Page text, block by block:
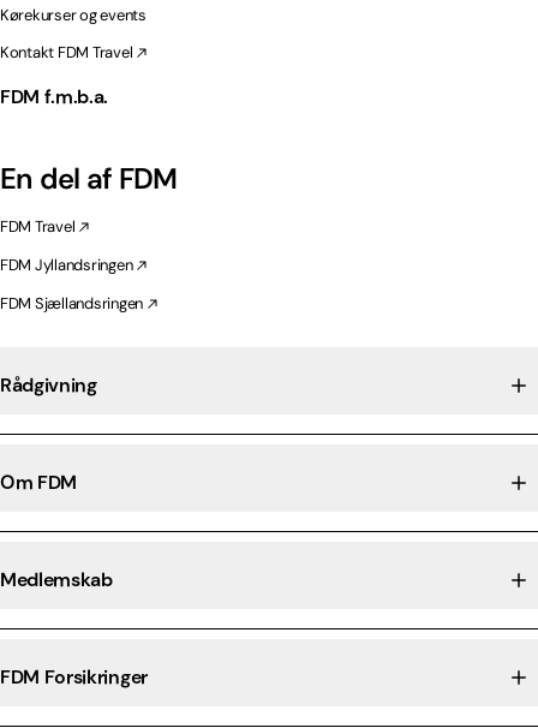
Kørekurser og events
Kontakt FDM Travel
FDM f.m.b.a.
En del af FDM
FDM Travel
FDM Jyllandsringen
FDM Sjællandsringen
Rådgivning
Om FDM
Medlemskab
FDM Forsikringer